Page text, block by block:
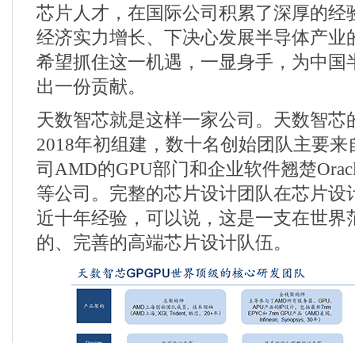
芯片人才，在国际公司积累了深厚的经
经济实力增长、下决心发展半导体产业
希望抓住这一机遇，一显身手，为中国
出一份贡献。
天数智芯就是这样一家公司。天数智芯
2018年初组建，数十名创始团队主要来
司 AMD的GPU部门和企业软件翘楚
等公司。完整的芯片设计团队在芯片设
近十年经验，可以说，这是一支在世界
的、完善的高端芯片设计队伍。